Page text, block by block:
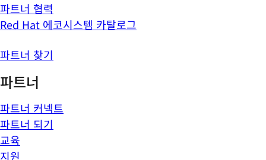
파트너 협력
Red Hat 에코시스템 카탈로그
파트너 찾기
파트너
파트너 커넥트
파트너 되기
교육
지원